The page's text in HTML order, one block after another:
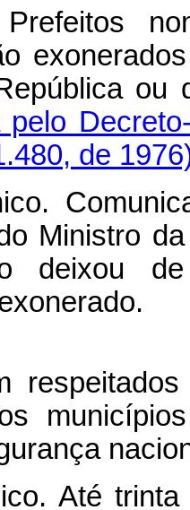
pelo
de
Ministro
deixou
Até